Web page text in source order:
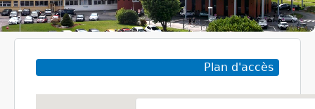
CH
RemiremontPlan d'accès